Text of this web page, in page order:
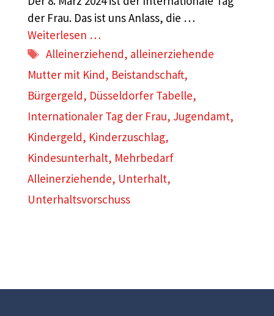
der Frau. Das ist uns Anlass, die …
Weiterlesen …
Schlagwörter
Alleinerziehend, alleinerziehende
Mutter mit Kind, Beistandschaft,
Bürgergeld, Düsseldorfer Tabelle,
Internationaler Tag der Frau, Jugendamt,
Kindergeld, Kinderzuschlag,
Kindesunterhalt, Mehrbedarf
Alleinerziehende, Unterhalt,
Unterhaltsvorschuss